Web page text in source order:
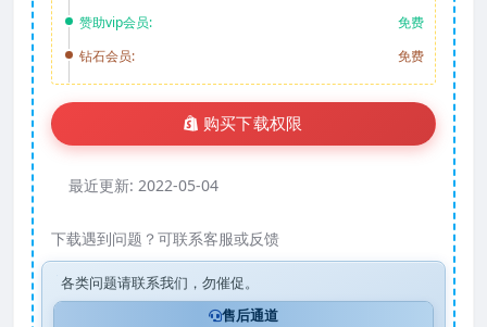
赞助vip会员:
免费
钻石会员:
免费
购买下载权限
最近更新: 2022-05-04
下载遇到问题？可联系客服或反馈
各类问题请联系我们，勿催促。
售后通道